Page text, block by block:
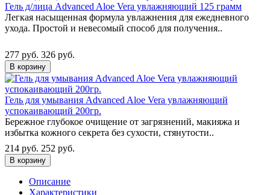
Гель д/лица Advanced Aloe Vera увлажняющий 125 грамм
Легкая насыщенная формула увлажнения для ежедневного
ухода. Простой и невесомый способ для получения..
277 руб. 326 руб.
В корзину
Гель для умывания Advanced Aloe Vera увлажняющий
успокаивающий 200гр.
Бережное глубокое очищение от загрязнений, макияжа и
избытка кожного секрета без сухости, стянутости..
214 руб. 252 руб.
В корзину
Описание
Характеристики